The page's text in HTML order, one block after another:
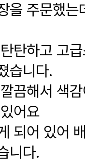
을 주문했
탄하고 고
습니다.
끔해서 색
어요
되어 있어
니다.